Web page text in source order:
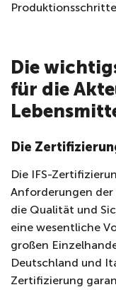
Die
für die
Die
Die IFS-
Anforderungen der
die Qualität und
eine wesentliche
großen
Deutschland und
Zertifizierung